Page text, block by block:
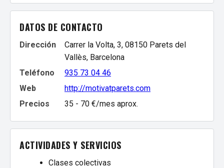
DATOS DE CONTACTO
Dirección
Carrer la Volta, 3, 08150 Parets del
Vallès, Barcelona
Teléfono
935 73 04 46
Web
http://motivatparets.com
Precios
35 - 70 €/mes aprox.
ACTIVIDADES Y SERVICIOS
Clases colectivas